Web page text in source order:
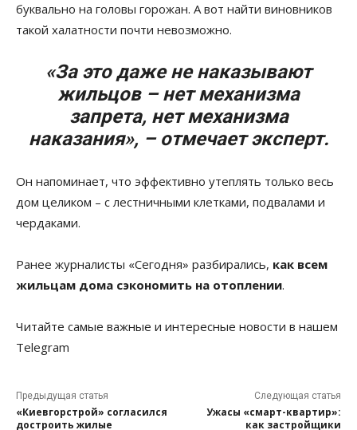
буквально на головы горожан. А вот найти виновников
такой халатности почти невозможно.
«За это даже не наказывают
жильцов – нет механизма
запрета, нет механизма
наказания», – отмечает эксперт.
Он напоминает, что эффективно утеплять только весь
дом целиком – с лестничными клетками, подвалами и
чердаками.
Ранее журналисты «Сегодня» разбирались, как всем
жильцам дома сэкономить на отоплении.
Читайте самые важные и интересные новости в нашем
Telegram
Предыдущая статья
«Киевгорстрой» согласился
достроить жилые
Следующая статья
Ужасы «смарт-квартир»:
как застройщики